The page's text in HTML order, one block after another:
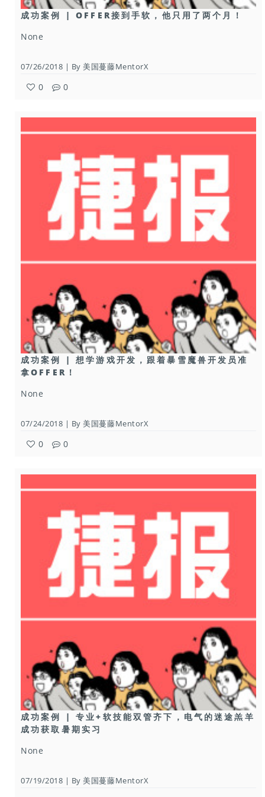
成功案例 | OFFER接到手软，他只用了两个月！
None
07/26/2018 | By 美国蔓藤MentorX
0 0
成功案例 | 想学游戏开发，跟着暴雪魔兽开发员准
拿OFFER！
None
07/24/2018 | By 美国蔓藤MentorX
0 0
成功案例 | 专业+软技能双管齐下，电气的迷途羔羊
成功获取暑期实习
None
07/19/2018 | By 美国蔓藤MentorX